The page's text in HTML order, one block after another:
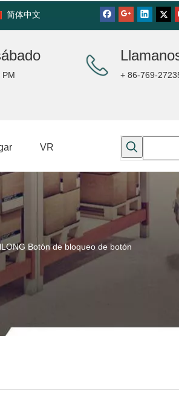
简体中文
PM + 86-769-
VR
Botón de bloqueo de botón